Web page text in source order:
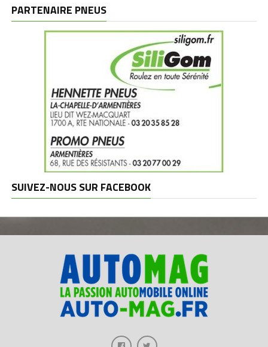
PARTENAIRE PNEUS
SUIVEZ-NOUS SUR FACEBOOK